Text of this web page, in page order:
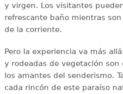
y virgen. Los visitantes
refrescante baño mientras
de la corriente.
Pero la experiencia va más
y rodeadas de vegetación son
los amantes del senderismo.
cada rincón de este paraíso